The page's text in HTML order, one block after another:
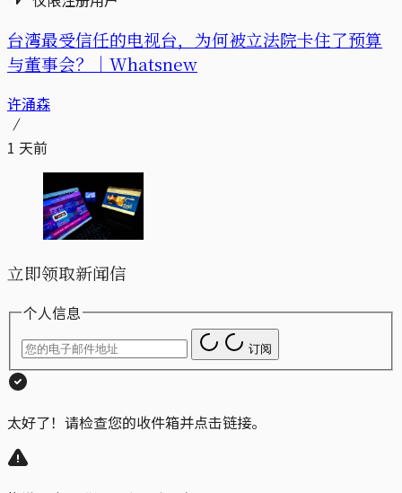
台湾最受信任的电视台，为何被立法院卡住了预算
与董事会？｜Whatsnew
许涌森
1 天前
立即领取新闻信
个人信息
订阅
太好了！请检查您的收件箱并点击链接。